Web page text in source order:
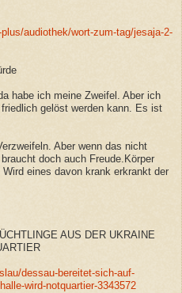
audiothek/wort-zum-tag/jesaja-2-
habe ich meine Zweifel. Aber ich
gelöst werden kann. Es ist
Aber wenn das nicht
doch auch Freude.Körper
eines davon krank erkrankt der
AUS DER UKRAINE
dessau-bereitet-sich-auf-
wird-notquartier-3343572